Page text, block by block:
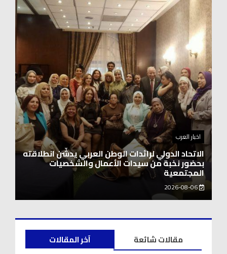
اخبار العرب
اغنيتين وطنيتين جميلتين للفنان المايسترو ابراهيم
بركات
2026-08-06
آخر المقالات
مقالات شائعة